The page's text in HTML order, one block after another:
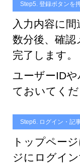
Step5. 登録ボタンを
入力内容に
数分後、確
完了します。
ユーザーID
ておいてくだ
Step6. ログイン・記
トップペー
ジにログイ